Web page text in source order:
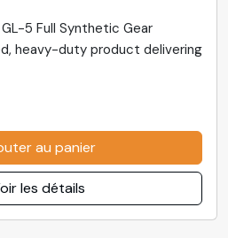
GL-5 Full Synthetic Gear
heavy-duty product delivering
au panier
les détails